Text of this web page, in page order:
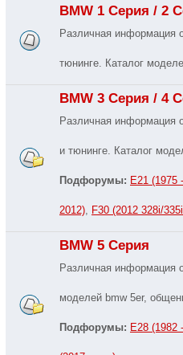
BMW 1 Серия / 2
Различная информация
тюнинге. Каталог
BMW 3 Серия / 4
Различная информация
и тюнинге. Каталог
Подфорумы: E21 (1975
2012) F30 (2012 328i/
BMW 5 Серия
Различная информация
моделей bmw 5er,
Подфорумы: E28 (1982